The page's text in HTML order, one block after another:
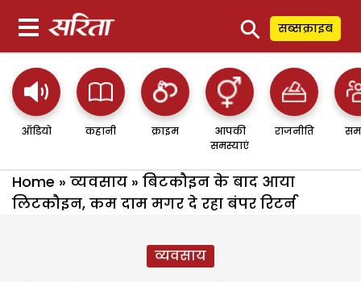
⚲ सब्सक्राइब
ऑडियो कहानी क्राइम
आपकी
समस्याएं
राजनीति
Home » व्यवसाय » बिटकौइन के बाद आया
लिटकौइन, कम दाम मगर दे रहा बंपर रिटर्न
व्यवसाय